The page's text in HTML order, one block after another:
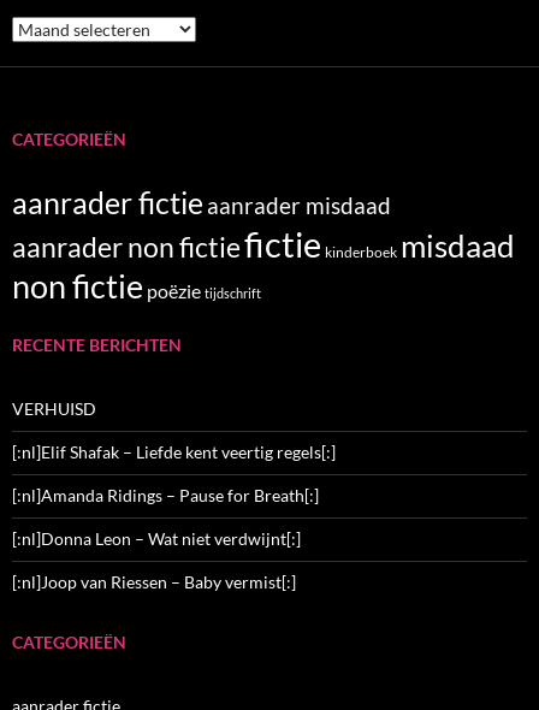
Archieven
CATEGORIEËN
aanrader fictie aanrader misdaad
aanrader non fictiefictie kinderboek misdaad
non fictie poëzie tijdschrift
RECENTE BERICHTEN
VERHUISD
[:nl]Elif Shafak – Liefde kent veertig regels[:]
[:nl]Amanda Ridings – Pause for Breath[:]
[:nl]Donna Leon – Wat niet verdwijnt[:]
[:nl]Joop van Riessen – Baby vermist[:]
CATEGORIEËN
aanrader fictie